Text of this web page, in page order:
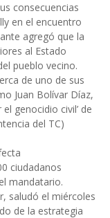
consecuencias
en el encuentro
agregó que la
al Estado
pueblo vecino.
de uno de sus
Juan Bolívar Díaz,
genocidio civil’ de
del TC)
ciudadanos
mandatario.
saludó el miércoles
de la estrategia